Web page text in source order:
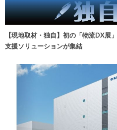
【現地取材・独自】初の「物流DX展
支援ソリューションが集結